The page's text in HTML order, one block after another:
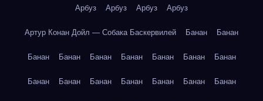
Арбуз Арбуз Арбуз Арбуз
Артур Конан Дойл — Собака Баскервилей Банан Банан
Банан Банан Банан Банан Банан Банан Банан
Банан Банан Банан Банан Банан Банан Банан